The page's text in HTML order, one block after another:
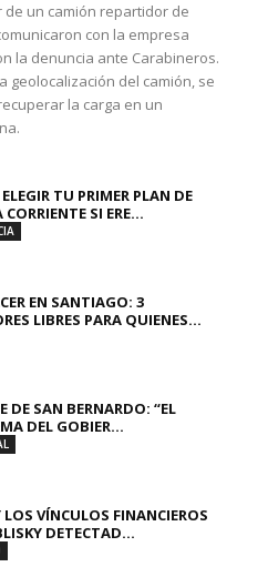
un camión repartidor de
con la empresa
la denuncia ante Carabineros.
geolocalización del camión, se
la carga en un
TU PRIMER PLAN DE
CORRIENTE SI ERE...
EN SANTIAGO: 3
LIBRES PARA QUIENES...
DE SAN BERNARDO: “EL
DEL GOBIER...
LOS VÍNCULOS FINANCIEROS
DETECTAD...